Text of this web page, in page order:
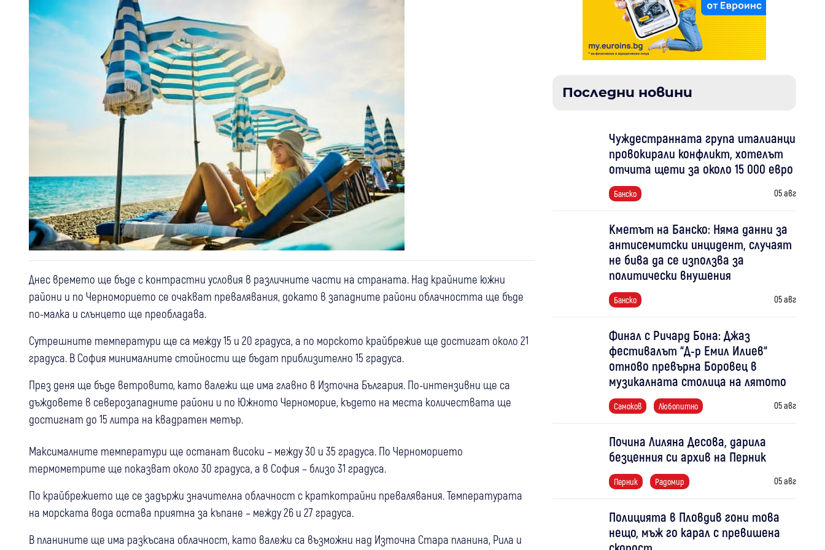
Днес времето ще бъде с контрастни условия в различните части на страната. Над крайните южни
райони и по Черноморието се очакват превалявания, докато в западните райони облачността ще бъде
по-малка и слънцето ще преобладава.
Сутрешните температури ще са между 15 и 20 градуса, а по морското крайбрежие ще достигат около 21
градуса. В София минималните стойности ще бъдат приблизително 15 градуса.
През деня ще бъде ветровито, като валежи ще има главно в Източна България. По-интензивни ще са
дъждовете в северозападните райони и по Южното Черноморие, където на места количествата ще
достигнат до 15 литра на квадратен метър.
Максималните температури ще останат високи – между 30 и 35 градуса. По Черноморието
термометрите ще показват около 30 градуса, а в София – близо 31 градуса.
По крайбрежието ще се задържи значителна облачност с краткотрайни превалявания. Температурата
на морската вода остава приятна за къпане – между 26 и 27 градуса.
В планините ще има разкъсана облачност, като валежи са възможни над Източна Стара планина, Рила и
Последни новини
Чуждестранната група италианци
провокирали конфликт, хотелът
отчита щети за около 15 000 евро
Банско 05 авг
Кметът на Банско: Няма данни за
антисемитски инцидент, случаят
не бива да се използва за
политически внушения
Банско 05 авг
Финал с Ричард Бона: Джаз
фестивалът “Д-р Емил Илиев“
отново превърна Боровец в
музикалната столица на лятото
Самоков Любопитно 05 авг
Почина Лиляна Десова, дарила
безценния си архив на Перник
Перник Радомир 05 авг
Полицията в Пловдив гони това
нещо, мъж го карал с превишена